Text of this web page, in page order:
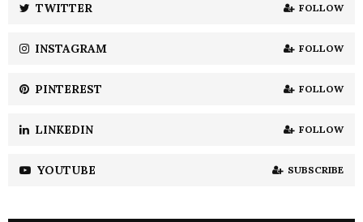
H
TWITTER FOLLOW
INSTAGRAM FOLLOW
PINTEREST FOLLOW
LINKEDIN FOLLOW
YOUTUBE SUBSCRIBE